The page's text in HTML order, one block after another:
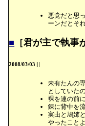
悪党だと思
ーンだとそ
■ ［君が主で執事
2008/03/03
未有たんの
としていた
裸を連の前
錬に背中を
実由と鳩姉
やったこと